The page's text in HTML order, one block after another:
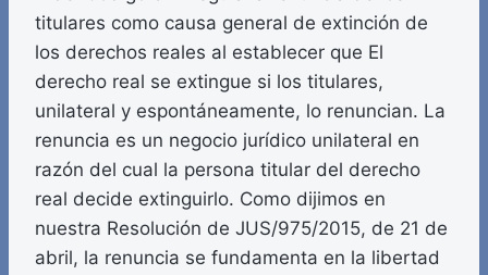
titulares como causa general de extinción de
los derechos reales al establecer que El
derecho real se extingue si los titulares,
unilateral y espontáneamente, lo renuncian. La
renuncia es un negocio jurídico unilateral en
razón del cual la persona titular del derecho
real decide extinguirlo. Como dijimos en
nuestra Resolución de JUS/975/2015, de 21 de
abril, la renuncia se fundamenta en la libertad